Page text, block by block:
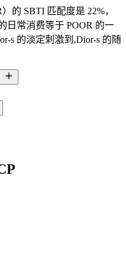
的 SBTI 匹配度是 22%，
日常消费等于 POOR 的一
s 的淡定刺激到,Dior-s 的随